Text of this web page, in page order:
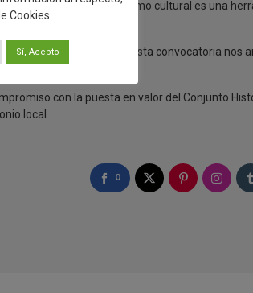
creemos que el turismo cultural es una
que “el éxito de esta convocatoria nos
de Talavera”.
con la puesta en valor del Conjunto
local.
0
Cookies.
Sí, Acepto